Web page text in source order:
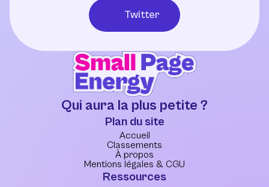
Twitter
Qui aura la plus petite ?
Plan du site
Accueil
Classements
À propos
Mentions légales & CGU
Ressources